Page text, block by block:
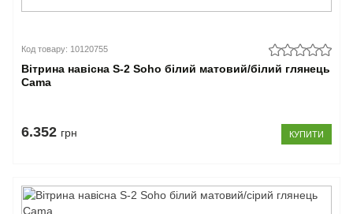
Код товару: 10120755
Вітрина навісна S-2 Soho білий матовий/білий глянець
Cama
6.352 грн КУПИТИ